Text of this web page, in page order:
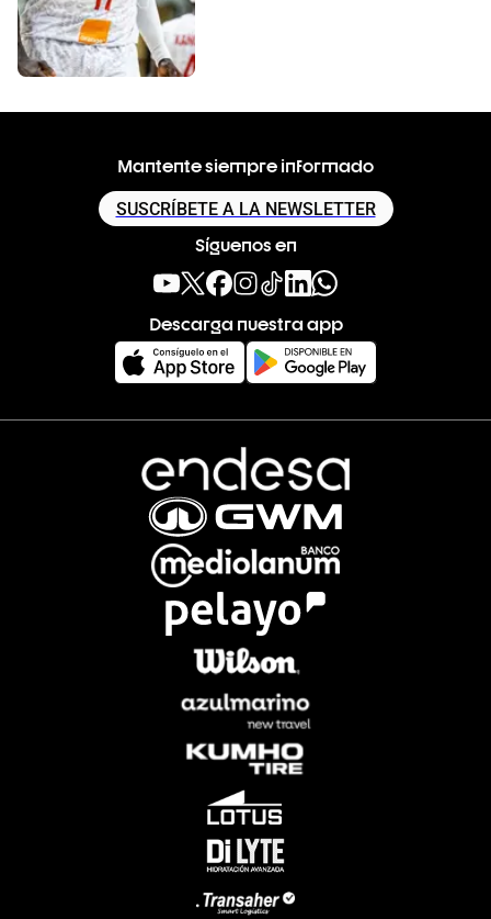
Mantente siempre informado
SUSCRÍBETE A LA NEWSLETTER
Síguenos en
Descarga nuestra app